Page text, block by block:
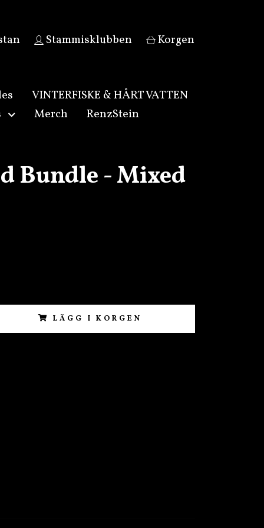
Stammisklubben Korgen
VINTERFISKE & HÅRT VATTEN
Merch
RenzStein
Bundle - Mixed
LÄGG I KORGEN